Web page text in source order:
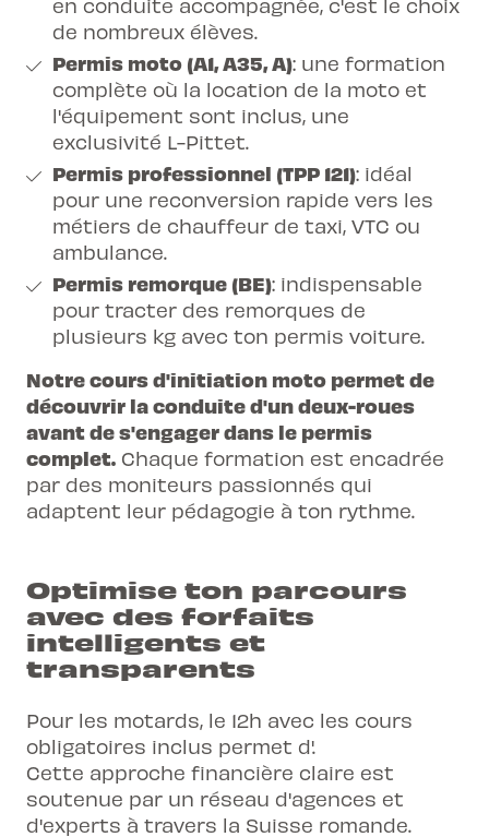
en conduite accompagnée, c'est le choix
de nombreux élèves.
Permis moto (A1, A35, A): une formation
complète où la location de la moto et
l'équipement sont inclus, une
exclusivité L-Pittet.
Permis professionnel (TPP 121): idéal
pour une reconversion rapide vers les
métiers de chauffeur de taxi, VTC ou
ambulance.
Permis remorque (BE): indispensable
pour tracter des remorques de
plusieurs kg avec ton permis voiture.
Notre cours d'initiation moto permet de
découvrir la conduite d'un deux-roues
avant de s'engager dans le permis
complet. Chaque formation est encadrée
par des moniteurs passionnés qui
adaptent leur pédagogie à ton rythme.
Optimise ton parcours
avec des forfaits
intelligents et
transparents
Pour les motards, le 12h avec les cours
obligatoires inclus permet d'.
Cette approche financière claire est
soutenue par un réseau d'agences et
d'experts à travers la Suisse romande.